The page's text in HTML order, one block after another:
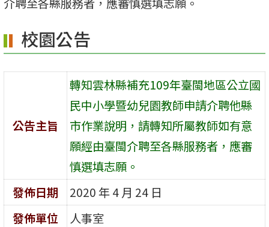
校園公告
公告主旨
轉知雲林縣補充109年臺閩地區公立國
民中小學暨幼兒園教師申請介聘他縣
市作業說明，請轉知所屬教師如有意
願經由臺閩介聘至各縣服務者，應審
慎選填志願。
發佈日期
2020 年 4 月 24 日
發佈單位
人事室